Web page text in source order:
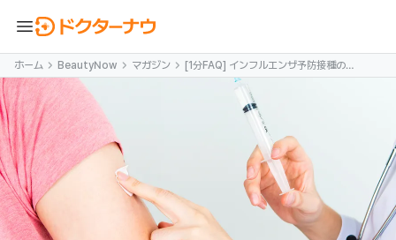
menu
ホーム BeautyNow マガジン
[1分FAQ] インフルエンザ予防接種の効
果はどの程度ですか？